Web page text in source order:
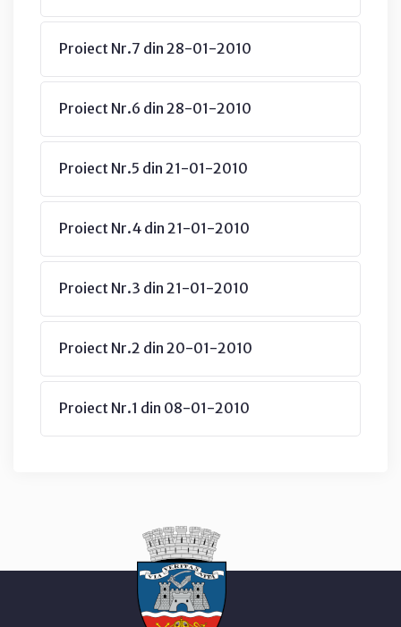
Proiect Nr.7 din 28-01-2010
Proiect Nr.6 din 28-01-2010
Proiect Nr.5 din 21-01-2010
Proiect Nr.4 din 21-01-2010
Proiect Nr.3 din 21-01-2010
Proiect Nr.2 din 20-01-2010
Proiect Nr.1 din 08-01-2010